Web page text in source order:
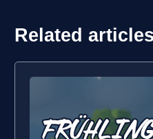
Related articles